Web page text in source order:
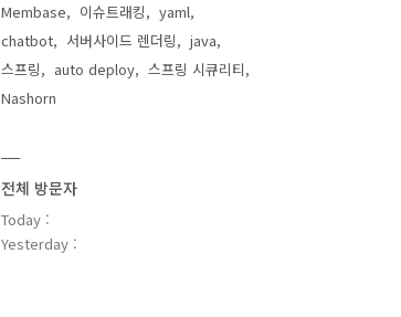
Membase
이슈트래킹
yaml
chatbot
서버사이드 렌더링
java
스프링
auto deploy
스프링 시큐리티
Nashorn
전체 방문자
Today :
Yesterday :